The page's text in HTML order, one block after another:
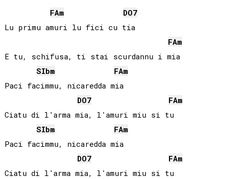
FAm DO7
Lu primu amuri lu fici cu tia
FAm
E tu, schifusa, ti stai scurdannu i mia
SIbm FAm
Paci facimmu, nicaredda mia
DO7 FAm
Ciatu di l'arma mia, l'amuri miu si tu
SIbm FAm
Paci facimmu, nicaredda mia
DO7 FAm
Ciatu di l'arma mia, l'amuri miu si tu